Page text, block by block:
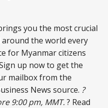
you the most crucial
the world every
for Myanmar citizens
up now to get the
mailbox from the
News source. ?
9:00 pm, MMT.? Read